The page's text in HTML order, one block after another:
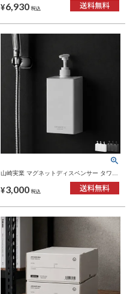
ーシリーズ
¥6,930 税込
山崎実業 マグネットディスペンサー タワー
850mL tower | バスグッズ・タワーシリーズ
¥3,000 税込